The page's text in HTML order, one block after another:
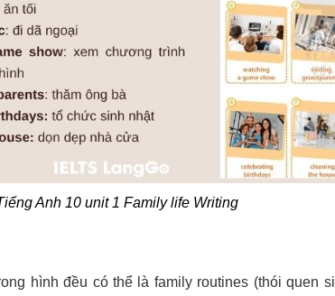
Anh 10 unit 1 Family life Writing
hình đều có thể là family routines (thói quen